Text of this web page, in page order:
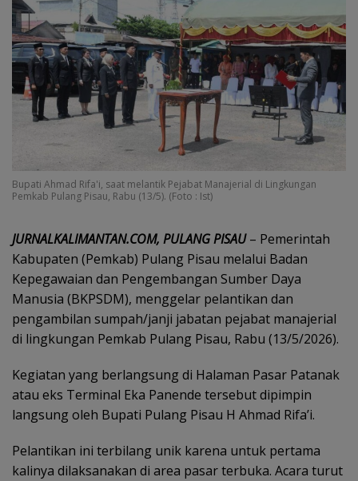
Bupati Ahmad Rifa'i, saat melantik Pejabat Manajerial di Lingkungan
Pemkab Pulang Pisau, Rabu (13/5). (Foto : Ist)
JURNALKALIMANTAN.COM, PULANG PISAU– Pemerintah
Kabupaten (Pemkab) Pulang Pisau melalui Badan
Kepegawaian dan Pengembangan Sumber Daya
Manusia (BKPSDM), menggelar pelantikan dan
pengambilan sumpah/janji jabatan pejabat manajerial
di lingkungan Pemkab Pulang Pisau, Rabu (13/5/2026).
Kegiatan yang berlangsung di Halaman Pasar Patanak
atau eks Terminal Eka Panende tersebut dipimpin
langsung oleh Bupati Pulang Pisau H Ahmad Rifa’i.
Pelantikan ini terbilang unik karena untuk pertama
kalinya dilaksanakan di area pasar terbuka. Acara turut